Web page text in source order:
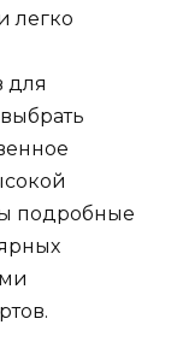
легко
для
подробные